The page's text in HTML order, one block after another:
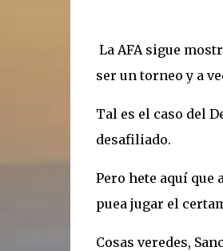
La AFA sigue
ser un torneo y a
Tal es el caso del
desafiliado.
Pero hete aquí que
puea jugar el
Cosas veredes,